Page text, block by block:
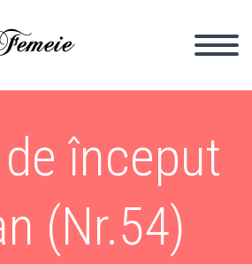
început
(Nr.54)